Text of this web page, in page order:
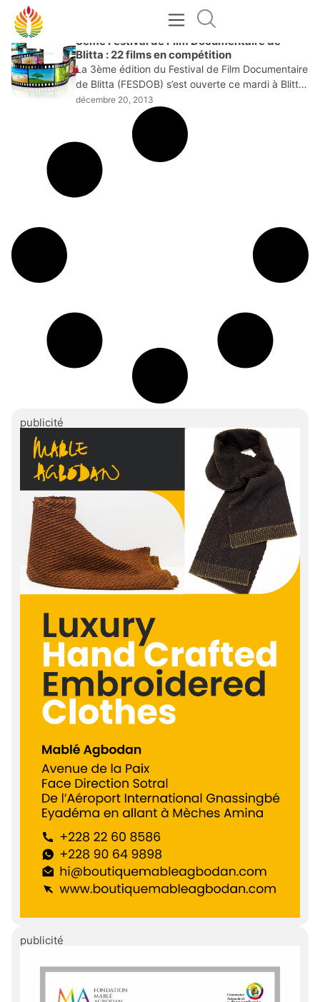
DÉCEMBRE 20, 2013
3ème Festival de Film Documentaire de
Blitta : 22 films en compétition
La 3ème édition du Festival de Film Documentaire
de Blitta (FESDOB) s’est ouverte ce mardi à Blitta,
une ville située à 260 km environ de Lomé sur la
route nationale
décembre 20, 2013
publicité
publicité